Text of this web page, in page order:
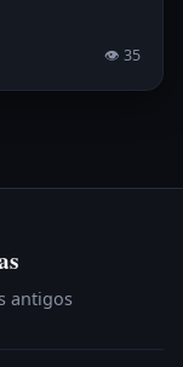
👁 35
antigos